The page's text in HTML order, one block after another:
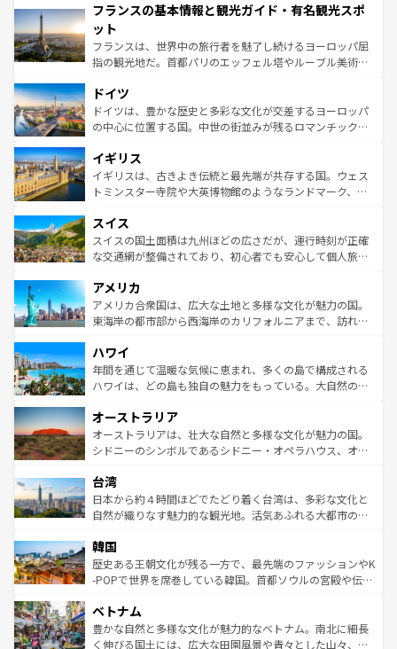
ませてくれるイタリアで、忘れられない旅をしてみよう！
なお、新着のイタリア情報は
しい。
文化が根付くこの国では、情熱的なフラメンコ、熱気あふ
れる闘牛、そして美味しいタパスが生活の一部となってい
る。首都マドリードの洗練された雰囲気や、バルセロナの
アートに溢れた街角から、地方では古代ローマ遺跡や中世
せる。地方によって風土や気候が異なるスペインはその個
性で訪れる人を魅了する。 なお、新着のスペイン情報は コ
ンテンツ一覧を参照してほしい。
フランスの基本情報と観光ガイド・有名観光スポ
ット
フランスは、世界中の旅行者を魅了し続けるヨーロッパ屈
指の観光地だ。首都パリのエッフェル塔やルーブル美術館
で、幅広い魅力が詰まっている。華麗な宮殿、歴史的な大
聖堂、美しいビーチ、そして豊かな自然が、訪れる者を心
から魅了する。また、フランスは美食の国としても知ら
いる。シャンパンの発祥地であるランス、プロヴァンスの
香り高いラベンダー畑など、多彩な楽しみ方が可能だ。さ
らに、パリ以外の地域にも魅力が溢れており、どの街角に
れる地方に足を運ぶとそれぞれで全く異なる文化を体験で
きるだろう。 なお、新着のフランス情報はコンテンツ一覧
を参照してほしい。
ドイツ
ドイツは、豊かな歴史と多彩な文化が交差するヨーロッパ
の中心に位置する国。中世の街並みが残るロマンチック街
顔を持つこの国は、どこを歩いても飽きることがない。ベ
ルリンの文化的活気、バイエルン州のアルプスの絶景、そ
してライン川沿いのワイン畑といった風景は必見。ビール
は、お酒好きな人にはぜひ体験してほしい。 なお、新着の
ドイツ情報はコンテンツ一覧を参照してほしい。
イギリス
イギリスは、古きよき伝統と最先端が共存する国。ウェス
トミンスター寺院や大英博物館のようなランドマーク、歴
リアごとに異なる魅力がある。また、優雅なアフタヌーン
ティー、ビール好きにはたまらない英国パブ、サッカー観
戦など、本場だからこそできる体験も豊富。イギリスを旅
ンツ一覧を参照してほしい。
スイス
スイスの国土面積は九州ほどの広さだが、運行時刻が正確
な交通網が整備されており、初心者でも安心して個人旅行
の建物がそのまま残る町や、スイスならではのユニークな
博物館もあり、アルプス観光だけでなく町歩きも満喫する
ことができる。国民の所得が高いため物価も高いが、旅行
ば市内交通費無料で観光を楽しむこともできる。 なお、新
着のスイス情報はコンテンツ一覧 を参照してほしい。
アメリカ
アメリカ合衆国は、広大な土地と多様な文化が魅力の国。
東海岸の都市部から西海岸のカリフォルニアまで、訪れる
のような巨大都市は、観光、ショッピング、エンターテイ
ンメントが詰まった刺激的なスポットだ。一方、アメリカ
西部には大自然が広がり、グランドキャニオンやイエロー
部のニューオーリンズでは、音楽と美食が融合した独特の
文化が魅力。旅行者はアメリカの各地域で異なる魅力を楽
しみながら、その多様性と豊かな歴史を感じることができ
ならではの贅沢な旅のスタイルだ。 なお、新着のアメリカ
情報はコンテンツ一覧を参照してほしい。
ハワイ
年間を通じて温暖な気候に恵まれ、多くの島で構成される
ハワイは、どの島も独自の魅力をもっている。大自然の神
ワイ島は見逃せない。また、定番の観光地といえばオアフ
島だが、静かな自然を求めるならマウイ島やカウアイ島が
おすすめ。エメラルドグリーンに輝く海をはじめ、豊かな
れるおもてなしの心で訪れる人々を迎えてくれるハワイの
人々、おいしいローカルフードやハワイアンミュージッ
ク、伝統的なフラダンスなど、すべてがハワイの魅力を彩
ワイを、存分に味わってほしい。 なお、新着のハワイ情報
はコンテンツ一覧を参照してほしい。
オーストラリア
オーストラリアは、壮大な自然と多様な文化が魅力の国。
シドニーのシンボルであるシドニー・オペラハウス、オー
リアリーフや大陸中央部にそびえるウルル（エアーズロッ
ク）、タスマニアの美しい原生林やケアンズの熱帯雨林な
ど、見どころがたくさん。また、カフェやワイン、オージ
いる。アクティビティも充実しており、サーフィンやダイ
ビング、ハイキングなど、アウトドア好きにはたまらな
い。オーストラリアの多彩な魅力を存分に味わいつくそ
参照してほしい。
台湾
日本から約４時間ほどでたどり着く台湾は、多彩な文化と
自然が織りなす魅力的な観光地。活気あふれる大都市の台
ン）、静ひつな山岳地帯である台湾東部など、都市の喧騒
と山間の静けさが共存しており、訪れる人に新しい発見と
驚きをもたらしてくれる。また、奥深い台湾の食文化も魅
容にもいいと評判のスイーツなど、バラエティ豊かな料理
が味わえる。 なお、新着の台湾情報は コンテンツ一覧を参
照してほしい。
韓国
歴史ある王朝文化が残る一方で、最先端のファッションやK
-POPで世界を席巻している韓国。首都ソウルの宮殿や伝統
き、地方に足を延ばせば四季折々の自然美を楽しむことが
できる。そして、キムチや焼肉、絶品のストリートフード
まで、さまざまな韓国料理が待っている。夜には、韓国な
ベトナム
豊かな自然と多様な文化が魅力的なベトナム。南北に細長
く伸びる国土には、広大な田園風景や青々とした山々、世